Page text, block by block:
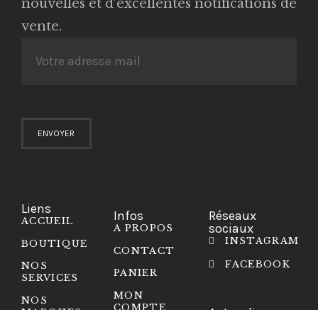
nouvelles et d’excellentes notifications de
vente.
Liens
ACCUEIL
BOUTIQUE
NOS
SERVICES
NOS
Infos
A PROPOS
CONTACT
PANIER
MON
Réseaux
sociaux
INSTAGRAM
FACEBOOK